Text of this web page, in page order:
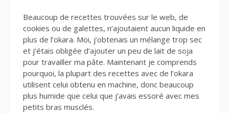
Beaucoup de recettes trouvées sur le web, de
cookies ou de galettes, n’ajoutaient aucun liquide en
plus de l’okara. Moi, j’obtenais un mélange trop sec
et j’étais obligée d’ajouter un peu de lait de soja
pour travailler ma pâte. Maintenant je comprends
pourquoi, la plupart des recettes avec de l’okara
utilisent celui obtenu en machine, donc beaucoup
plus humide que celui que j’avais essoré avec mes
petits bras musclés.